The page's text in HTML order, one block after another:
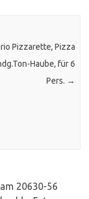
Pizzarette, Pizza
Haube, für 6
Pers. →
20630-56